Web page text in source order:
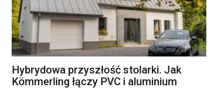
Hybrydowa przyszłość stolarki. Jak
Kömmerling łączy PVC i aluminium